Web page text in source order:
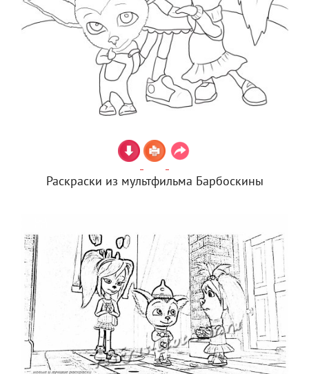
Раскраски из мультфильма Барбоскины